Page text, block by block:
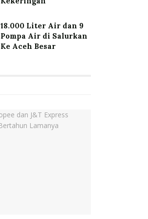
18.000 Liter Air dan 9
Pompa Air di Salurkan
Ke Aceh Besar